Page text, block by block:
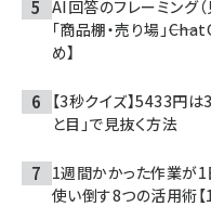
AI回答のフレーミング
「商品棚・売り場」
め】
【3秒クイズ】5433円
と目」で見抜く方法
1週間かかった作業が
使い倒す8つの活用術【